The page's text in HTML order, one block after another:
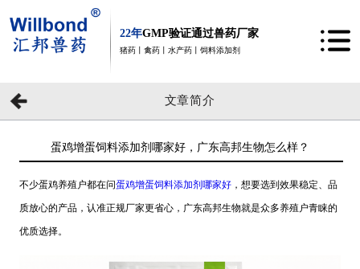
22年GMP验证通过兽药厂家
猪药丨禽药丨水产药丨饲料添加剂
文章简介
蛋鸡增蛋饲料添加剂哪家好，广东高邦生物怎么样？
不少蛋鸡养殖户都在问蛋鸡增蛋饲料添加剂哪家好，想要选到效果稳定、品
质放心的产品，认准正规厂家更省心，广东高邦生物就是众多养殖户青睐的
优质选择。